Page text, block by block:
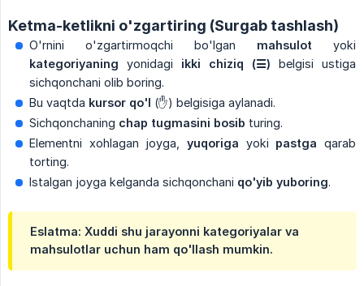
Ketma-ketlikni o'zgartiring (Surgab tashlash)
O'rnini o'zgartirmoqchi bo'lgan mahsulot yoki
kategoriyaning yonidagi ikki chiziq (☰) belgisi ustiga
sichqonchani olib boring.
Bu vaqtda kursor qo'l (✋) belgisiga aylanadi.
Sichqonchaning chap tugmasini bosib turing.
Elementni xohlagan joyga, yuqoriga yoki pastga qarab
torting.
Istalgan joyga kelganda sichqonchani qo'yib yuboring.
Eslatma: Xuddi shu jarayonni kategoriyalar va
mahsulotlar uchun ham qo'llash mumkin.